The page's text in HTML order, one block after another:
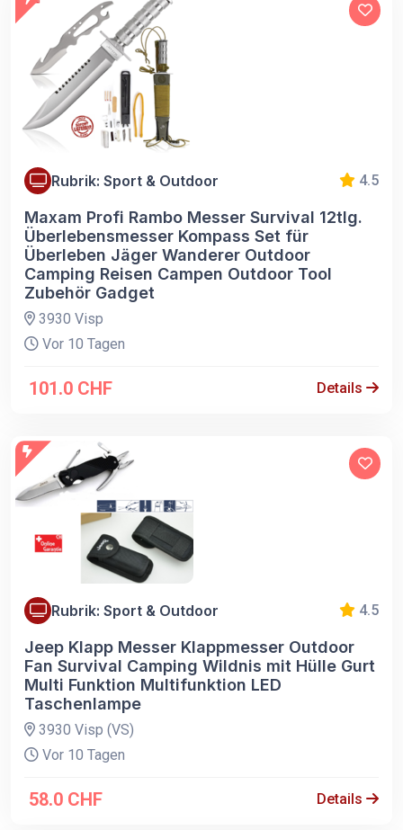
Rubrik: Sport & Outdoor 4.5
Maxam Profi Rambo Messer Survival 12tlg.
Überlebensmesser Kompass Set für
Überleben Jäger Wanderer Outdoor
Camping Reisen Campen Outdoor Tool
Zubehör Gadget
3930 Visp
Vor 10 Tagen
101.0 CHF Details
Rubrik: Sport & Outdoor 4.5
Jeep Klapp Messer Klappmesser Outdoor
Fan Survival Camping Wildnis mit Hülle Gurt
Multi Funktion Multifunktion LED
Taschenlampe
3930 Visp (VS)
Vor 10 Tagen
58.0 CHF Details